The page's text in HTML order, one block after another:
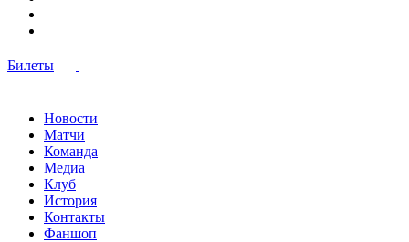
Билеты
Новости
Матчи
Команда
Медиа
Клуб
История
Контакты
Фаншоп